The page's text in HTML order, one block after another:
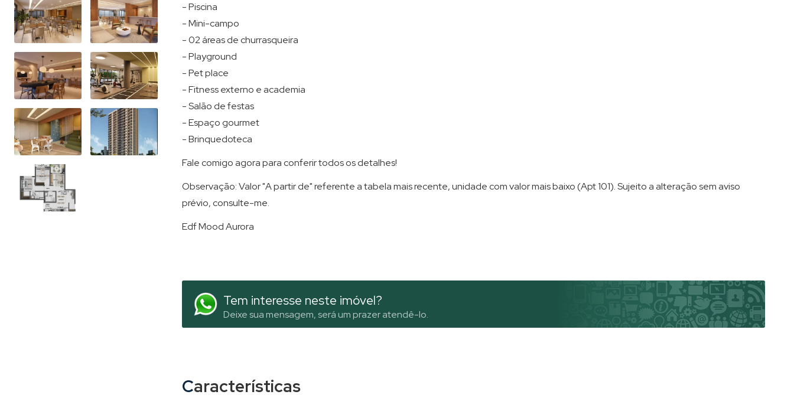
- Piscina
- Mini-campo
- 02 áreas de churrasqueira
- Playground
- Pet place
- Fitness externo e academia
- Salão de festas
- Espaço gourmet
- Brinquedoteca
Fale comigo agora para conferir todos os detalhes!
Observação: Valor "A partir de" referente a tabela mais recente, unidade com valor mais baixo (Apt 101). Sujeito a alteração sem aviso
prévio, consulte-me.
Edf Mood Aurora
Tem interesse neste imóvel?
Deixe sua mensagem, será um prazer atendê-lo.
Características